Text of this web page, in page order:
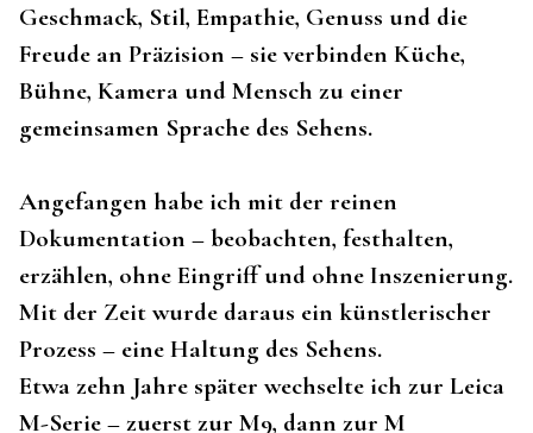
Geschmack, Stil, Empathie, Genuss und die
Freude an Präzision – sie verbinden Küche,
Bühne, Kamera und Mensch zu einer
gemeinsamen Sprache des Sehens.
Angefangen habe ich mit der reinen
Dokumentation – beobachten, festhalten,
erzählen, ohne Eingriff und ohne Inszenierung.
Mit der Zeit wurde daraus ein künstlerischer
Prozess – eine Haltung des Sehens.
Etwa zehn Jahre später wechselte ich zur Leica
M-Serie – zuerst zur M9, dann zur M